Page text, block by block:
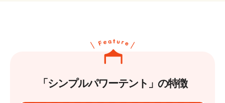
「シンプルパワーテント」の特徴